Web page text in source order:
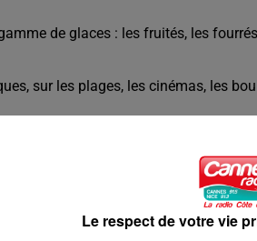
de glaces : les fruités, les
sur les plages, les cinémas, les
Corse, le Sud-Est, la région
Le respect de votre vie